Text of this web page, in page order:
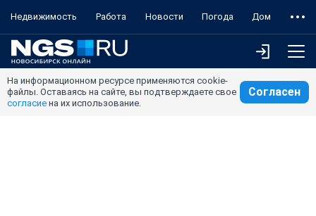
Недвижимость Работа Новости Погода Дом
На информационном ресурсе применяются cookie-
файлы. Оставаясь на сайте, вы подтверждаете свое
согласие на их использование.
Согласен